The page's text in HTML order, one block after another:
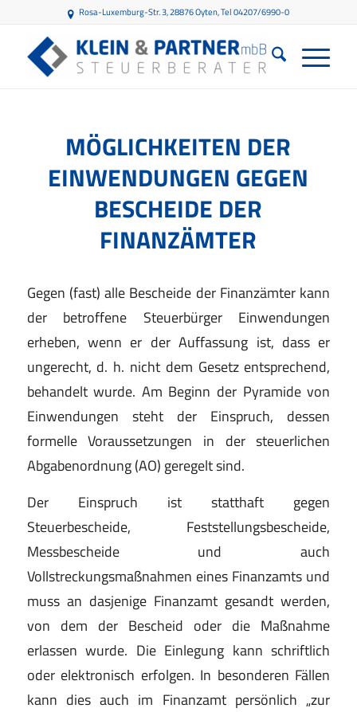
Rosa-Luxemburg-Str. 3, 28876 Oyten, Tel 04207/6990-0
MÖGLICHKEITEN DER
EINWENDUNGEN GEGEN
BESCHEIDE DER
FINANZÄMTER
Gegen (fast) alle Bescheide der Finanzämter kann
der betroffene Steuerbürger Einwendungen
erheben, wenn er der Auffassung ist, dass er
ungerecht, d. h. nicht dem Gesetz entsprechend,
behandelt wurde. Am Beginn der Pyramide von
Einwendungen steht der Einspruch, dessen
formelle Voraussetzungen in der steuerlichen
Abgabenordnung (AO) geregelt sind.
Der Einspruch ist statthaft gegen
Steuerbescheide, Feststellungsbescheide,
Messbescheide und auch
Vollstreckungsmaßnahmen eines Finanzamts und
muss an dasjenige Finanzamt gesandt werden,
von dem der Bescheid oder die Maßnahme
erlassen wurde. Die Einlegung kann schriftlich
oder elektronisch erfolgen. In besonderen Fällen
kann dies auch im Finanzamt persönlich „zur